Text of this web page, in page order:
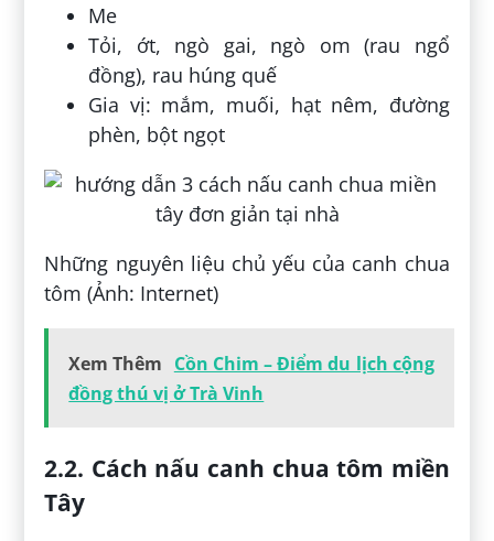
Me
Tỏi, ớt, ngò gai, ngò om (rau ngổ
đồng), rau húng quế
Gia vị: mắm, muối, hạt nêm, đường
phèn, bột ngọt
Những nguyên liệu chủ yếu của canh chua
tôm (Ảnh: Internet)
Xem Thêm Cồn Chim – Điểm du lịch cộng
đồng thú vị ở Trà Vinh
2.2. Cách nấu canh chua tôm miền
Tây